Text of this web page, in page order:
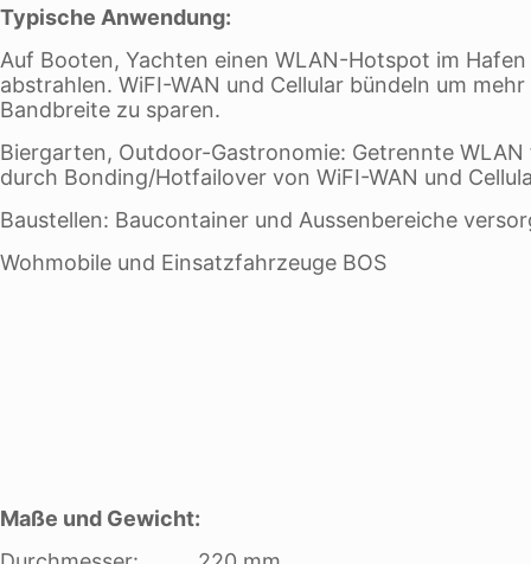
Typische Anwendung:
Auf Booten, Yachten einen WLAN-Hotspot im
abstrahlen. WiFI-WAN und Cellular bündeln um
Bandbreite zu sparen.
Biergarten, Outdoor-Gastronomie: Getrennte
durch Bonding/Hotfailover von WiFI-WAN und
Baustellen: Baucontainer und Aussenbereiche
Wohmobile und Einsatzfahrzeuge BOS
Maße und Gewicht: